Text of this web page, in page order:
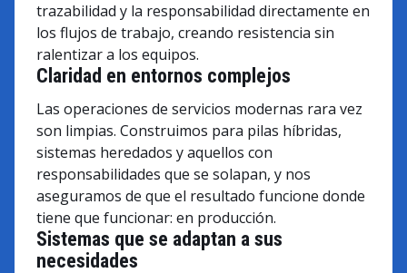
Claridad en entornos complejos
Las operaciones de servicios modernas rara vez
son limpias. Construimos para pilas híbridas,
sistemas heredados y aquellos con
responsabilidades que se solapan, y nos
aseguramos de que el resultado funcione donde
tiene que funcionar: en producción.
Sistemas que se adaptan a sus
necesidades
trazabilidad y la responsabilidad directamente en
los flujos de trabajo, creando resistencia sin
ralentizar a los equipos.